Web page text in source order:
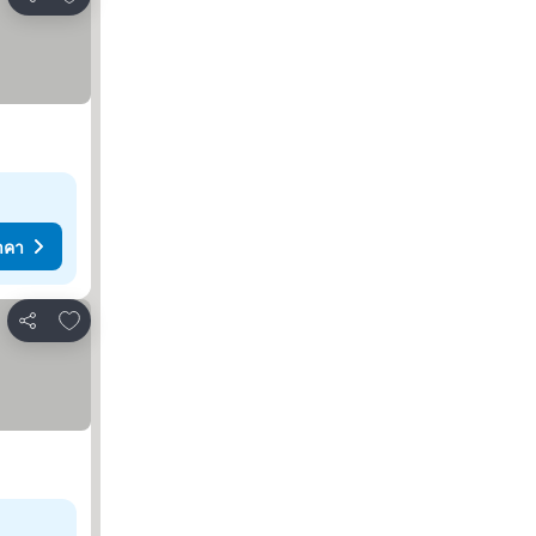
แชร์
า
แชร์
เพิ่มในรายการโปรด